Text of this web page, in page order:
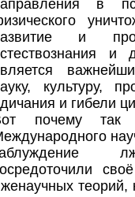
в
и
и
культуру,
и гибели
почему так
теорий,